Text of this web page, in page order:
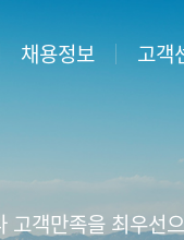
채용정보
서접수
자조회
고객
담당 직원
고객만족을 최우선